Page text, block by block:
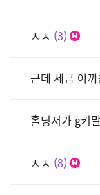
ㅊㅊ 3
근데 세금 아
홀딩저가 g키
ㅊㅊ 8